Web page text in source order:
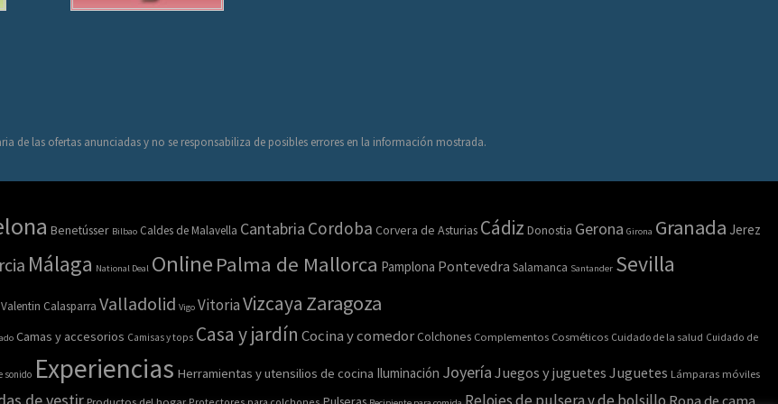
de las ofertas anunciadas y no se responsabiliza de posibles errores en la información mostrada.
Benetússer Bilbao Caldes de Malavella Cantabria Cordoba Corvera de Asturias Cádiz Donostia Gerona Girona Granada Jerez
Málaga National Deal Online Palma de Mallorca Pamplona Pontevedra Salamanca Santander Sevilla
Valentin Calasparra Valladolid Vigo VitoriaVizcaya Zaragoza
Camas y accesorios Camisas y tops Casa y jardín Cocina y comedor Colchones Complementos Cosméticos Cuidado de la salud Cuidado de
sonido Experiencias Herramientas y utensilios de cocina Iluminación Joyería Juegos y juguetes Juguetes Lámparas móviles